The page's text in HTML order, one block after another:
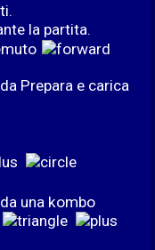
la partita.
Prepara e carica
una kombo